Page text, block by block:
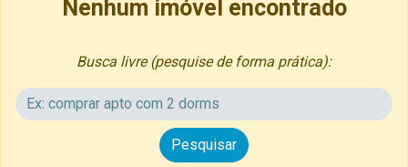
Nenhum imóvel encontrado
Busca livre (pesquise de forma prática):